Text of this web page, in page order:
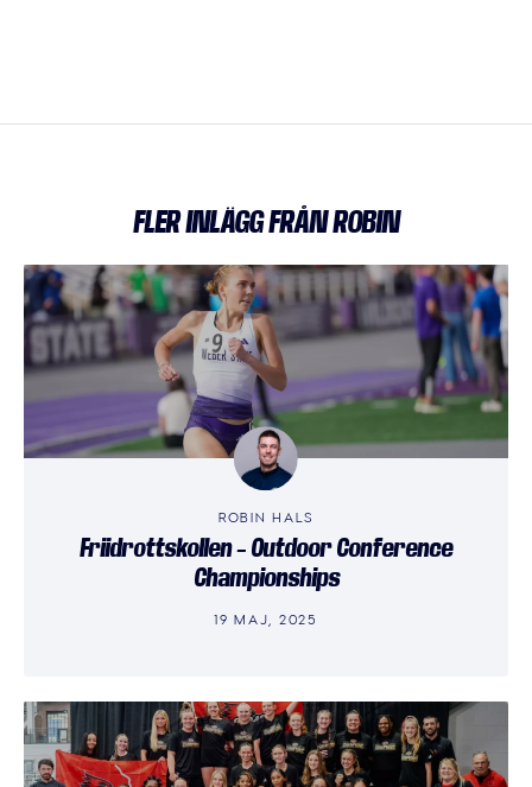
FLER INLÄGG FRÅN ROBIN
ROBIN HALS
Friidrottskollen – Outdoor Conference
Championships
19 MAJ, 2025